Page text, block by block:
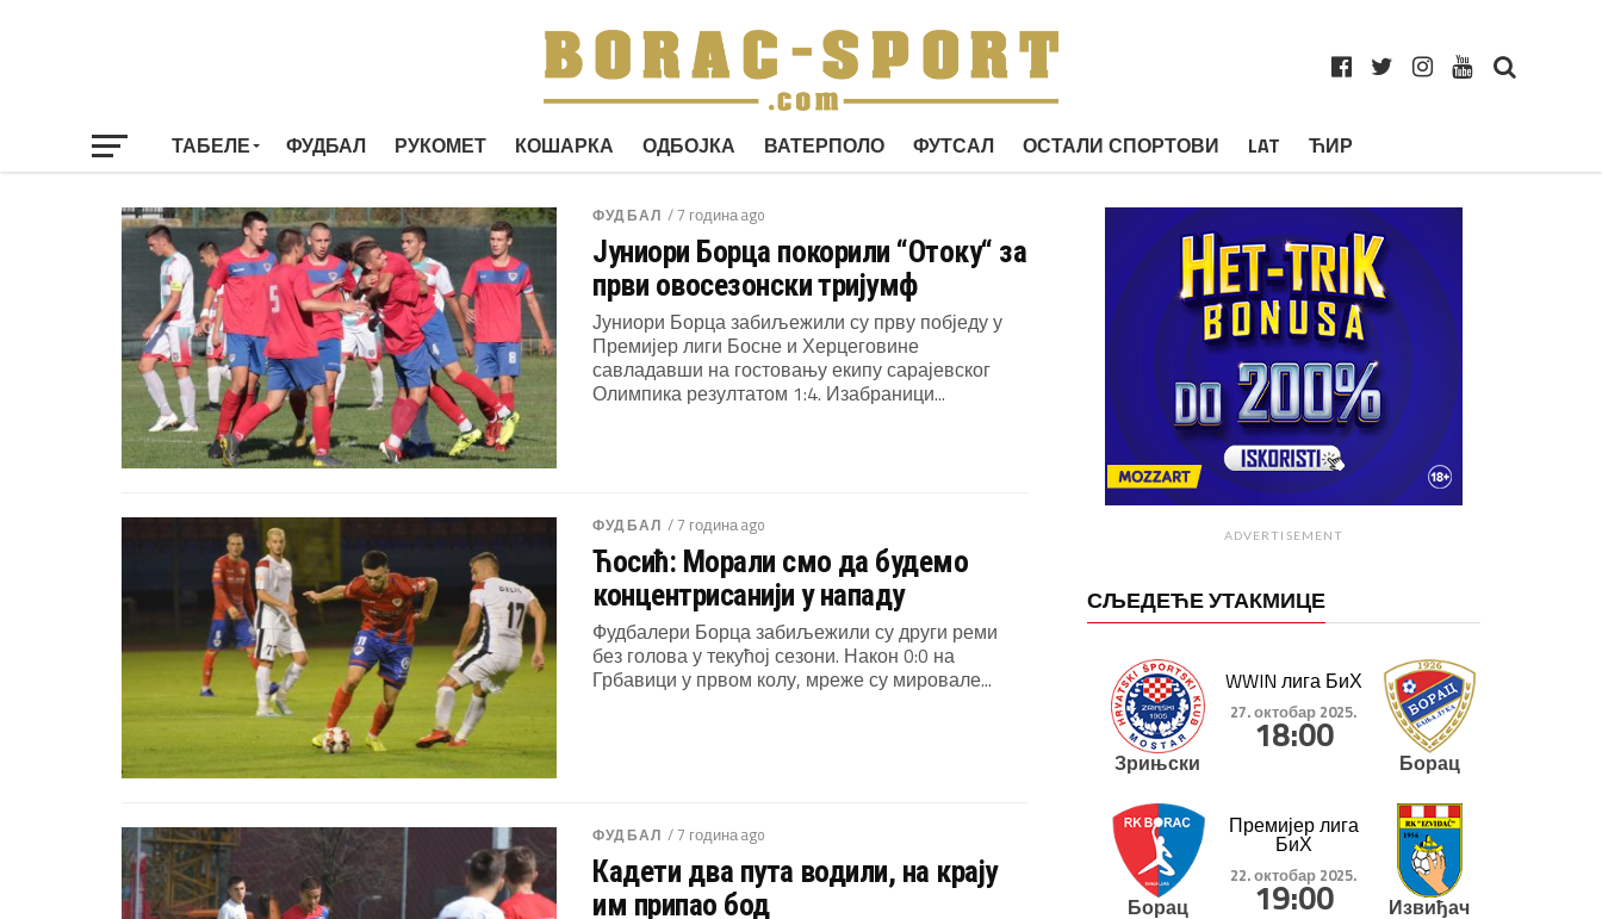
ТАБЕЛЕ ФУДБАЛ РУКОМЕТ КОШАРКА ОДБОЈКА ВАТЕРПОЛО ФУТСАЛ ОСТАЛИ СПОРТОВИ LAT ЋИР
ФУДБАЛ / 7 година ago
Јуниори Борца покорили “Отоку“ за
први овосезонски тријумф
Јуниори Борца забиљежили су прву побједу у
Премијер лиги Босне и Херцеговине
савладавши на гостовању екипу сарајевског
Олимпика резултатом 1:4. Изабраници...
ФУДБАЛ / 7 година ago
Ћосић: Морали смо да будемо
концентрисанији у нападу
Фудбалери Борца забиљежили су други реми
без голова у текућој сезони. Након 0:0 на
Грбавици у првом колу, мреже су мировале...
ФУДБАЛ / 7 година ago
Кадети два пута водили, на крају
им припао бод
ADVERTISEMENT
СЉЕДЕЋЕ УТАКМИЦЕ
Зрињски
WWIN лига БиХ
27. октобар 2025.
18:00
Борац
Борац
Премијер лига
БиХ
22. октобар 2025.
19:00 Извиђач